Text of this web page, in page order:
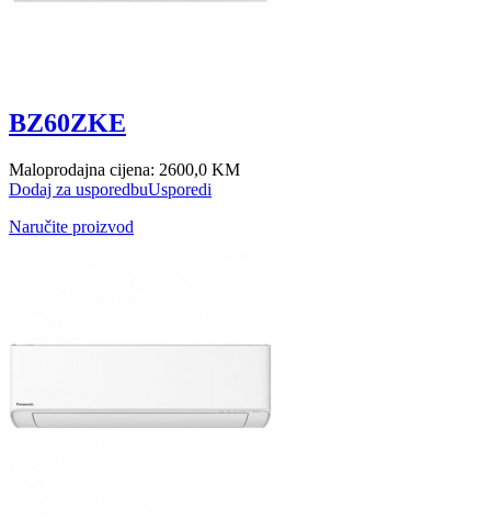
BZ60ZKE
Maloprodajna cijena: 2600,0 KM
Dodaj za usporedbuUsporedi
Naručite proizvod